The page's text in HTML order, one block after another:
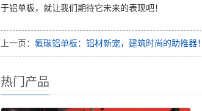
于铝单板，就让我们期待它未来的表现吧！
上一页： 氟碳铝单板：铝材新宠，建筑时尚的助推器！
热门产品